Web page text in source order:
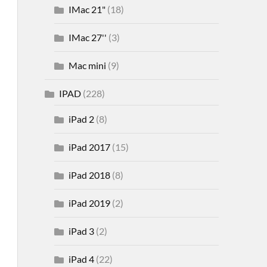
IMac 21"(18)
IMac 27'' (3)
Mac mini (9)
IPAD(228)
iPad 2(8)
iPad 2017(15)
iPad 2018(8)
iPad 2019(2)
iPad 3(2)
iPad 4(22)